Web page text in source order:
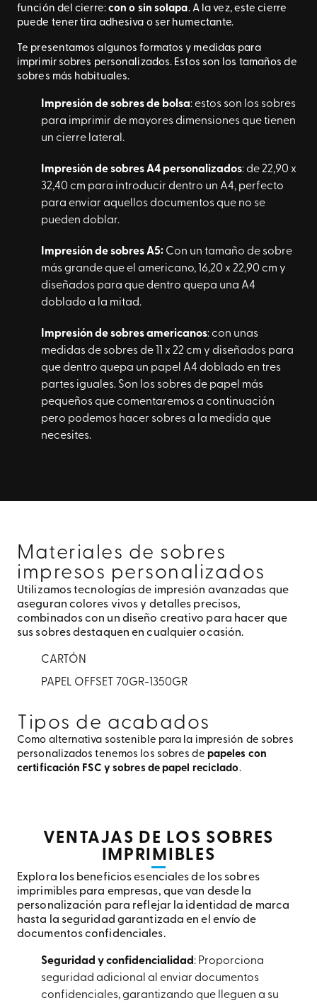
función del cierre: con o sin solapa. A la vez, este cierre
puede tener tira adhesiva o ser humectante.
Te presentamos algunos formatos y medidas para
imprimir sobres personalizados. Estos son los tamaños de
sobres más habituales.
Impresión de sobres de bolsa: estos son los sobres
para imprimir de mayores dimensiones que tienen
un cierre lateral.
Impresión de sobres A4 personalizados: de 22,90 x
32,40 cm para introducir dentro un A4, perfecto
para enviar aquellos documentos que no se
pueden doblar.
Impresión de sobres A5: Con un tamaño de sobre
más grande que el americano, 16,20 x 22,90 cm y
diseñados para que dentro quepa una A4
doblado a la mitad.
Impresión de sobres americanos: con unas
medidas de sobres de 11 x 22 cm y diseñados para
que dentro quepa un papel A4 doblado en tres
partes iguales. Son los sobres de papel más
pequeños que comentaremos a continuación
pero podemos hacer sobres a la medida que
necesites.
Materiales de sobres
impresos personalizados
Utilizamos tecnologías de impresión avanzadas que
aseguran colores vivos y detalles precisos,
combinados con un diseño creativo para hacer que
sus sobres destaquen en cualquier ocasión.
CARTÓN
PAPEL OFFSET 70GR-1350GR
Tipos de acabados
Como alternativa sostenible para la impresión de sobres
personalizados tenemos los sobres de papeles con
certificación FSC y sobres de papel reciclado.
VENTAJAS DE LOS SOBRES
IMPRIMIBLES
Explora los beneficios esenciales de los sobres
imprimibles para empresas, que van desde la
personalización para reflejar la identidad de marca
hasta la seguridad garantizada en el envío de
documentos confidenciales.
Seguridad y confidencialidad: Proporciona
seguridad adicional al enviar documentos
confidenciales, garantizando que lleguen a su